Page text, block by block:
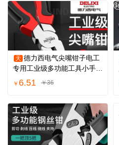
天 德力西电气尖嘴钳子电工
专用工业级多功能工具小手工
用迷你钳大全
￥ 6.51 ￥36